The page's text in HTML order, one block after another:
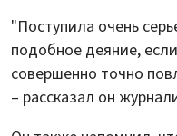
"Поступила очень
подобное деяние,
совершенно точно
– рассказал он